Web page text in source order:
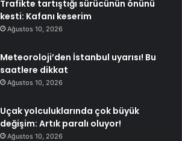
Trafikte tartıştığı sürücünün önünü
kesti: Kafanı keserim
Ağustos 10, 2026
Meteoroloji’den İstanbul uyarısı! Bu
saatlere dikkat
Ağustos 10, 2026
Uçak yolculuklarında çok büyük
değişim: Artık paralı oluyor!
Ağustos 10, 2026